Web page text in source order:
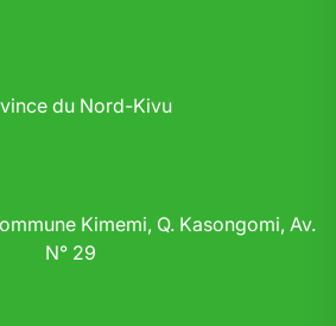
du Nord-Kivu
Kimemi, Q. Kasongomi, Av.
N° 29